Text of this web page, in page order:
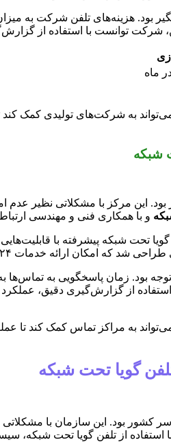
شرکت توانست با استفاده از
به شرکت‌های تولیدی کمک کند
و با همکاری فنی و مهندسی
توجه بود. زمان پاسخگویی به
از گزارش‌گیری دقیق، عملکرد
به مراکز تماس کمک کند تا
کشور بود. این سازمان با
از تلفن گویا تحت شبکه،